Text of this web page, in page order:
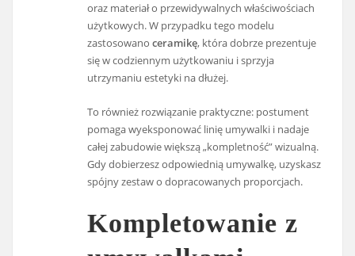
oraz materiał o przewidywalnych właściwościach
użytkowych. W przypadku tego modelu
zastosowanoceramikę, która dobrze prezentuje
się w codziennym użytkowaniu i sprzyja
utrzymaniu estetyki na dłużej.
To również rozwiązanie praktyczne: postument
pomaga wyeksponować linię umywalki i nadaje
całej zabudowie większą „kompletność” wizualną.
Gdy dobierzesz odpowiednią umywalkę, uzyskasz
spójny zestaw o dopracowanych proporcjach.
Kompletowanie z